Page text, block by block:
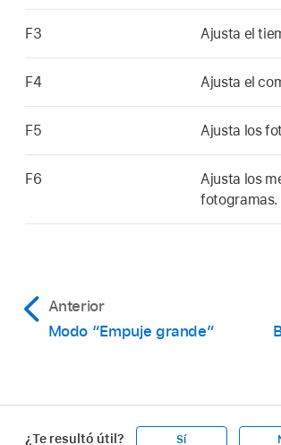
F3 Ajusta el
F4 Ajusta el
F5 Ajusta los
F6
Ajusta los
fotogramas.
Anterior
Modo “Empuje grande”
¿Te resultó útil? Sí